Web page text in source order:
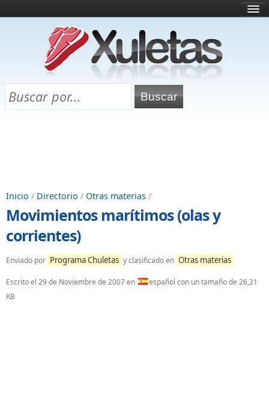
¿Qué es esto?
Directorio
Chuletas para exámenes
Inicio / Directorio / Otras materias /
Movimientos marítimos (olas y
corrientes)
Enviado por Programa Chuletas y clasificado en Otras materias
Escrito el 29 de Noviembre de 2007en
español con un tamaño de 26,21
KB